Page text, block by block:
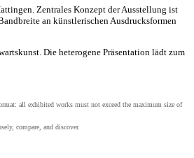
Zentrales Konzept der Ausstellung ist
an künstlerischen Ausdrucksformen
Die heterogene Präsentation lädt zum
all exhibited works must not exceed the maximum size of
compare, and discover.